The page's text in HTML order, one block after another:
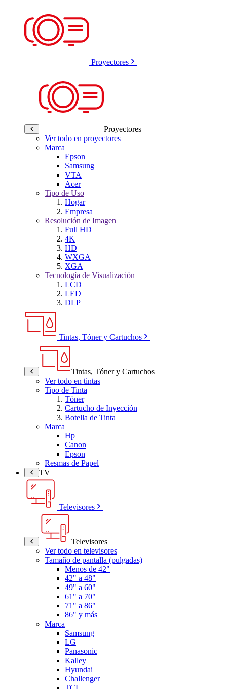
Proyectores
Proyectores
Ver todo en proyectores
Marca
Epson
Samsung
VTA
Acer
Tipo de Uso
Hogar
Empresa
Resolución de Imagen
Full HD
4K
HD
WXGA
XGA
Tecnología de Visualización
LCD
LED
DLP
Tintas, Tóner y Cartuchos
Tintas, Tóner y Cartuchos
Ver todo en tintas
Tipo de Tinta
Tóner
Cartucho de Inyección
Botella de Tinta
Marca
Hp
Canon
Epson
Resmas de Papel
TV
Televisores
Televisores
Ver todo en televisores
Tamaño de pantalla (pulgadas)
Menos de 42"
42" a 48"
49" a 60"
61" a 70"
71" a 86"
86" y más
Marca
Samsung
LG
Panasonic
Kalley
Hyundai
Challenger